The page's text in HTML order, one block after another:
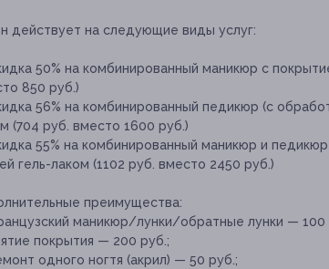
действует на следующие виды услуг:
50% на комбинированный маникюр с
850 руб.)
56% на комбинированный педикюр (с
(704 руб. вместо 1600 руб.)
55% на комбинированный маникюр и
гель-лаком (1102 руб. вместо 2450 руб.)
преимущества:
маникюр/лунки/обратные лунки — 100
покрытия — 200 руб.;
одного ногтя (акрил) — 50 руб.;